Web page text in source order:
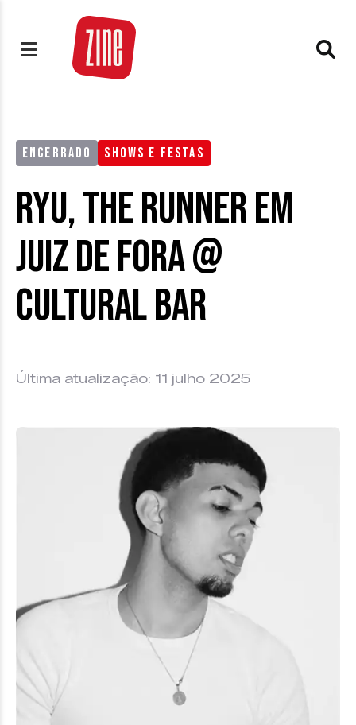
ENCERRADO SHOWS E FESTAS
Ryu, the Runner em
Juiz de Fora @
Cultural Bar
Última atualização: 11 julho 2025